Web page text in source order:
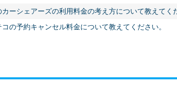
カーシェアーズの利用料金の考え方について教えてく
コの予約キャンセル料金について教えてください。